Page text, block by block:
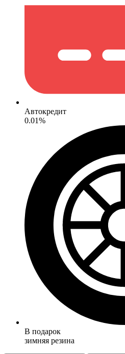
Автокредит
0.01%
В подарок
зимняя резина